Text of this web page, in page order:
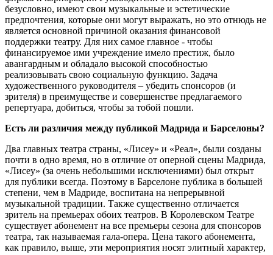
безусловно, имеют свои музыкальные и эстетические
предпочтения, которые они могут выражать, но это отнюдь не
является основной причиной оказания финансовой
поддержки театру. Для них самое главное - чтобы
финансируемое ими учреждение имело престиж, было
авангардным и обладало высокой способностью
реализовывать свою социальную функцию. Задача
художественного руководителя – убедить спонсоров (и
зрителя) в преимуществе и совершенстве предлагаемого
репертуара, добиться, чтобы за тобой пошли.
Есть ли различия между публикой Мадрида и Барселоны?
Два главных театра страны, «Лисеу» и «Реал», были созданы
почти в одно время, но в отличие от оперной сцены Мадрида,
«Лисеу» (за очень небольшими исключениями) был открыт
для публики всегда. Поэтому в Барселоне публика в большей
степени, чем в Мадриде, воспитана на непрерывной
музыкальной традиции. Также существенно отличается
зритель на премьерах обоих театров. В Королевском Театре
существует абонемент на все премьеры сезона для спонсоров
театра, так называемая гала-опера. Цена такого абонемента,
как правило, выше, эти мероприятия носят элитный характер,